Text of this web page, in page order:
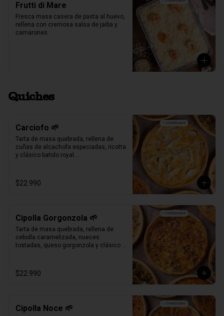
Frutti di Mare
Fresca masa casera de pasta al huevo,
rellena con cremosa salsa de jaiba y
camarones.
Quiches
Carciofo 🌱
Tarta de masa quebrada, rellena de
cuñas de alcachofa especiadas, ricotta
y clásico batido royal.
$22.990
Cipolla Gorgonzola 🌱
Tarta de masa quebrada, rellena de
cebolla caramelizada, nueces
tostadas, queso gorgonzola y clásico
Producto Congelado ❄️
$22.990
Cipolla Noce 🌱